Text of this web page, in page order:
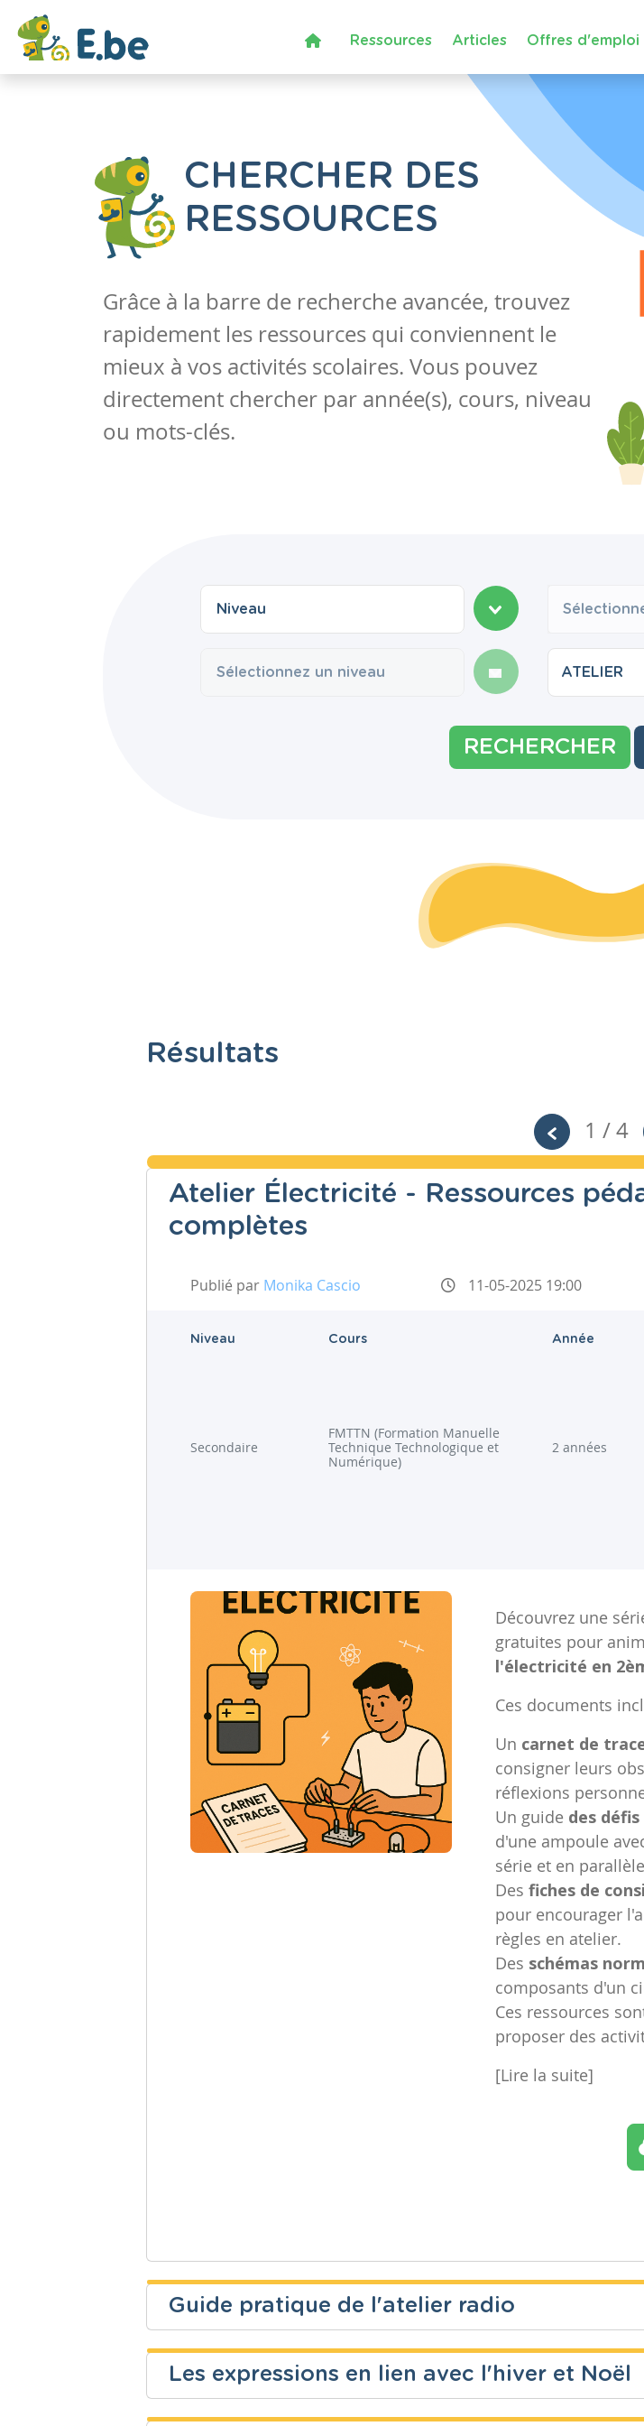
Ressources Articles Offres d'emploi
CHERCHER DES
RESSOURCES
Grâce à la barre de recherche avancée, trouvez
rapidement les ressources qui conviennent le
mieux à vos activités scolaires. Vous pouvez
directement chercher par année(s), cours, niveau
ou mots-clés.
RECHERCHER
Résultats
1 / 4
Atelier Électricité - Ressources
complètes
Publié par Monika Cascio 11-05-2025 19:00
Niveau
Secondaire
Cours
FMTTN (Formation Manuelle
Technique Technologique et
Numérique)
Année
2 années
Découvrez une
gratuites pour
l'électricité en
Ces documents
Un carnet de
consigner leurs
réflexions
Un guide des
d'une ampoule
série et en
Des fiches de
pour encourager
règles en atelier.
Des schémas
composants d'un
Ces ressources
proposer des
[Lire la suite]
Guide pratique de l'atelier radio
Les expressions en lien avec l'hiver et Noël